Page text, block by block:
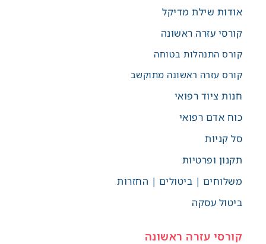
אודות שילת מדיקל
קורסי עזרה ראשונה
קורס התנהלות בטוחה
קורס עזרה ראשונה מתוקשב
חנות ציוד רפואי
כוח אדם רפואי
סל קניות
תקנון ופרטיות
משלוחים | ביטולים | החזרות
ביטול עסקה
קורסי עזרה ראשונה